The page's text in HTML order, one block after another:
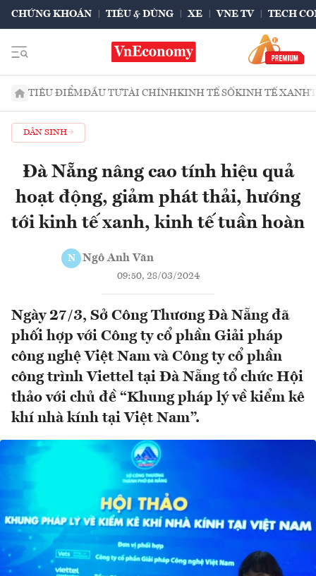
CHỨNG KHOÁN TIÊU & DÙNG XE VNE TV TECH
TIÊU ĐIỂMĐẦU TƯTÀI CHÍNHKINH TẾ SỐKINH TẾ XANH
DÂN SINH
Đà Nẵng nâng cao tính hiệu quả
hoạt động, giảm phát thải, hướng
tới kinh tế xanh, kinh tế tuần hoàn
N Ngô Anh Văn
09:50, 28/03/2024
Ngày 27/3, Sở Công Thương Đà Nẵng đã
phối hợp với Công ty cổ phần Giải pháp
công nghệ Việt Nam và Công ty cổ phần
công trình Viettel tại Đà Nẵng tổ chức Hội
thảo với chủ đề “Khung pháp lý về kiểm kê
khí nhà kính tại Việt Nam”.